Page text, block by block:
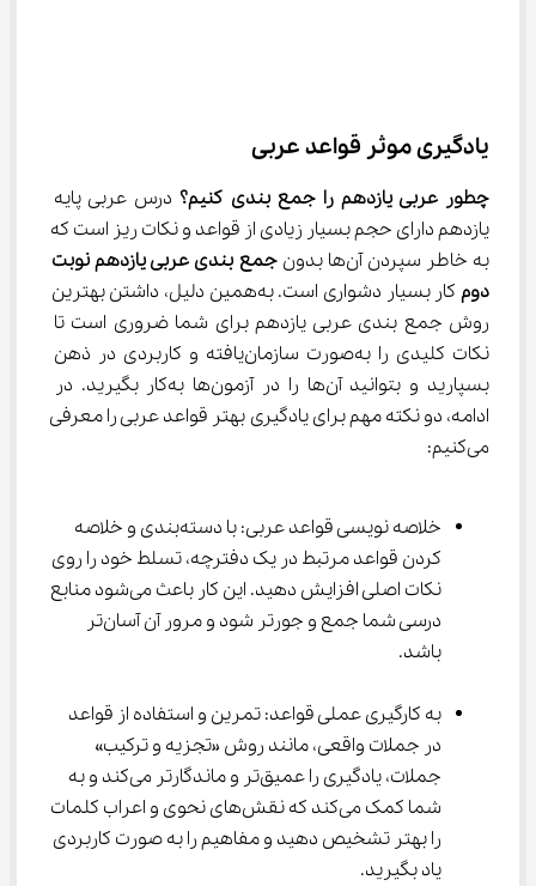
یادگیری موثر قواعد عربی
چطور عربی یازدهم را جمع بندی کنیم؟ درس عربی پایه
یازدهم دارای حجم بسیار زیادی از قواعد و نکات ریز است که
به خاطر سپردن آن‌ها بدون
جمع بندی عربی یازدهم نوبت
دوم
کار بسیار دشواری است. به‌همین دلیل، داشتن بهترین
روش جمع بندی عربی یازدهم برای شما ضروری است تا
نکات کلیدی را به‌صورت سازمان‌یافته و کاربردی در ذهن
بسپارید و بتوانید آن‌ها را در آزمون‌ها به‌کار بگیرید. در
ادامه، دو نکته مهم برای یادگیری بهتر قواعد عربی را معرفی
می‌کنیم:
خلاصه نویسی قواعد عربی: با دسته‌بندی و خلاصه
کردن قواعد مرتبط در یک دفترچه، تسلط خود را روی
نکات اصلی افزایش دهید. این کار باعث می‌شود منابع
درسی شما جمع و جورتر شود و مرور آن آسان‌تر
باشد.
به کارگیری عملی قواعد: تمرین و استفاده از قواعد
در جملات واقعی، مانند روش «تجزیه و ترکیب»
جملات، یادگیری را عمیق‌تر و ماندگارتر می‌کند و به
شما کمک می‌کند که نقش‌های نحوی و اعراب کلمات
را بهتر تشخیص دهید و مفاهیم را به صورت کاربردی
یاد بگیرید.